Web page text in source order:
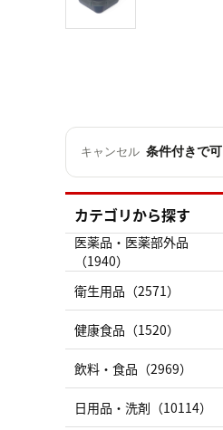
キャンセル 条件付きで可
カテゴリから探す
医薬品・医薬部外品
（1940）
衛生用品（2571）
健康食品（1520）
飲料・食品（2969）
日用品・洗剤（10114）